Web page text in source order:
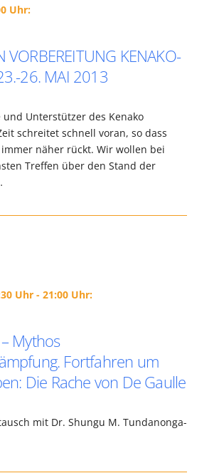
Uhr:
VORBEREITUNG KENAKO-
26. MAI 2013
und Unterstützer des Kenako
schreitet schnell voran, so dass
näher rückt. Wir wollen bei
Treffen über den Stand der
Uhr - 21:00 Uhr:
Mythos
Fortfahren um
Die Rache von De Gaulle
mit Dr. Shungu M. Tundanonga-